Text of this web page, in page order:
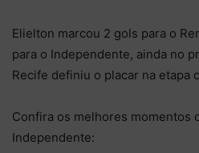
Elielton marcou 2 gols para o
para o Independente, ainda no
Recife definiu o placar na etapa
Confira os melhores momentos
Independente: